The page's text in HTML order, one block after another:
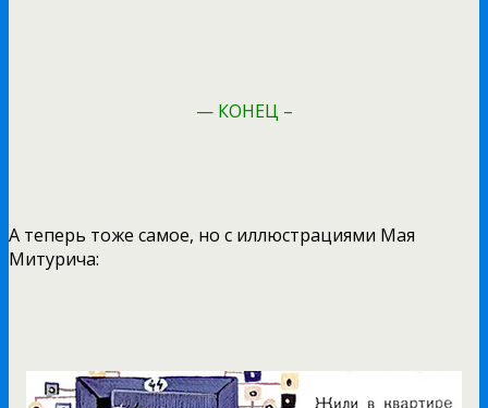
— КОНЕЦ –
А теперь тоже самое, но с иллюстрациями Мая
Митурича: